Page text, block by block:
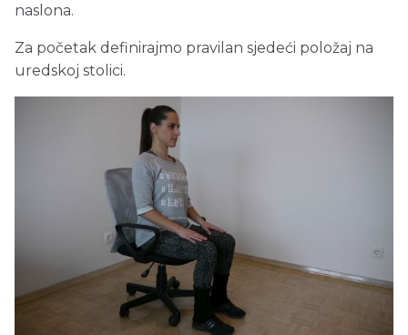
naslona.
Za početak definirajmo pravilan sjedeći položaj na
uredskoj stolici.